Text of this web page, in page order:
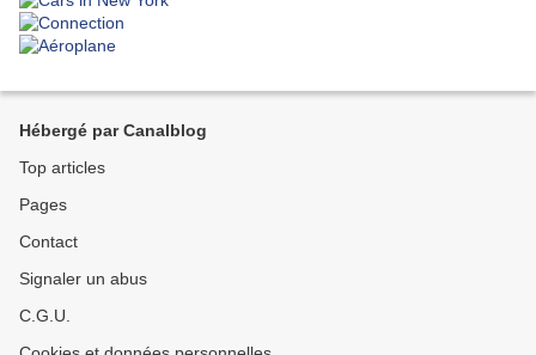
Hébergé par Canalblog
Top articles
Pages
Contact
Signaler un abus
C.G.U.